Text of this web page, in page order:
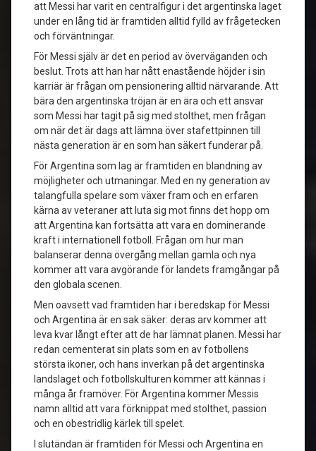
att Messi har varit en centralfigur i det argentinska laget
under en lång tid är framtiden alltid fylld av frågetecken
och förväntningar.
För Messi själv är det en period av överväganden och
beslut. Trots att han har nått enastående höjder i sin
karriär är frågan om pensionering alltid närvarande. Att
bära den argentinska tröjan är en ära och ett ansvar
som Messi har tagit på sig med stolthet, men frågan
om när det är dags att lämna över stafettpinnen till
nästa generation är en som han säkert funderar på.
För Argentina som lag är framtiden en blandning av
möjligheter och utmaningar. Med en ny generation av
talangfulla spelare som växer fram och en erfaren
kärna av veteraner att luta sig mot finns det hopp om
att Argentina kan fortsätta att vara en dominerande
kraft i internationell fotboll. Frågan om hur man
balanserar denna övergång mellan gamla och nya
kommer att vara avgörande för landets framgångar på
den globala scenen.
Men oavsett vad framtiden har i beredskap för Messi
och Argentina är en sak säker: deras arv kommer att
leva kvar långt efter att de har lämnat planen. Messi har
redan cementerat sin plats som en av fotbollens
största ikoner, och hans inverkan på det argentinska
landslaget och fotbollskulturen kommer att kännas i
många år framöver. För Argentina kommer Messis
namn alltid att vara förknippat med stolthet, passion
och en obestridlig kärlek till spelet.
I slutändan är framtiden för Messi och Argentina en